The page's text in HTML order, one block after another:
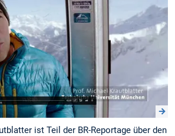
ist Teil der BR-Reportage über den